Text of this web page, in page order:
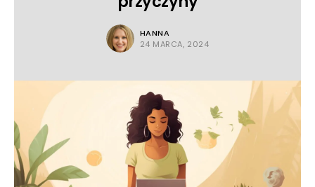
HANNA
24 MARCA, 2024